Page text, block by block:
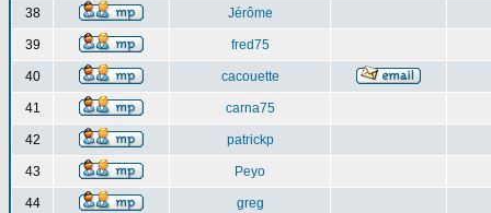
38 Jérôme
39 fred75
40 cacouette
41 carna75
42 patrickp
43 Peyo
44 greg